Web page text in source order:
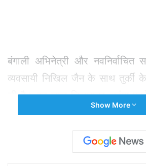
बंगाली अभिनेत्री और
व्यवसायी निखिल जैन के साथ तुर्की
ली है। वह लाल डिजायनर लहंगा
रूप में काफी प्यारी लग रही थीं।
84 किलोमीटर की दूरी पर मिलास में
सिक्स प्लेस कैप्लनकाया में हुई।
Show More